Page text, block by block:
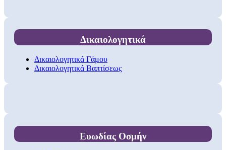
Δικαιολογητικά
Δικαιολογητικά Γάμου
Δικαιολογητικά Βαπτίσεως
Ευωδίας Οσμήν